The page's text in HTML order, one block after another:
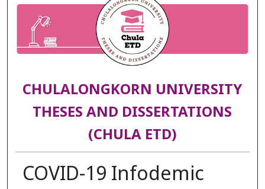
CHULALONGKORN UNIVERSITY
THESES AND DISSERTATIONS
(CHULA ETD)
COVID-19 Infodemic